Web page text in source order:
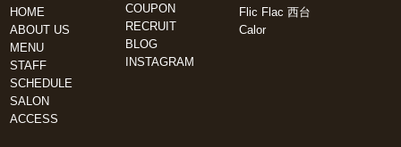
HOME
ABOUT US
MENU
STAFF
SCHEDULE
SALON
ACCESS
COUPON
RECRUIT
BLOG
INSTAGRAM
Flic Flac 西台
Calor